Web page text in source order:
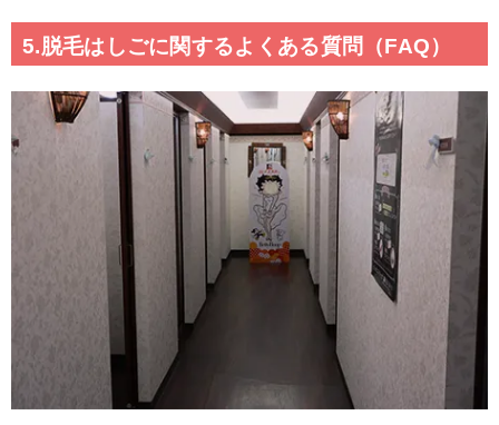
5.脱毛はしごに関するよくある質問（FAQ）